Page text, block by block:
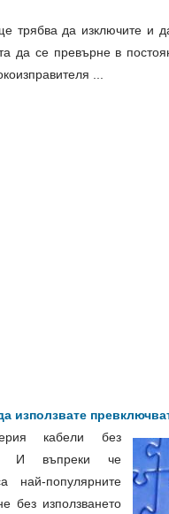
трябва да изключите и
да се превърне в
...
използвате
кабели без
И въпреки че
най-популярните
без използването